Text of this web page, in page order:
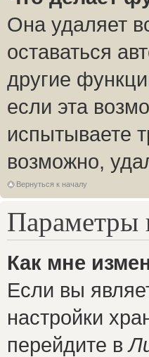
Она удаляет
оставаться
другие
если эта
испытываете
возможно,
Вернуться к началу
Параметры
Как мне
Если вы
настройки
перейдите в